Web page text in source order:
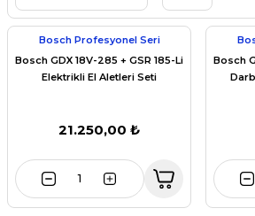
Bosch Profesyonel Seri
Bosch GDX 18V-285 + GSR 185-Li
Elektrikli El Aletleri Seti
21.250,00 ₺
Bosch